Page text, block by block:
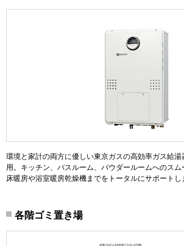
環境と家計の両方に優しい東京ガスの高効率ガス給
用。キッチン、バスルーム、パウダールームへのスム
床暖房や浴室暖房乾燥機までをトータルにサポートし
各階ゴミ置き場